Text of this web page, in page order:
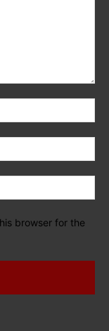
browser for the